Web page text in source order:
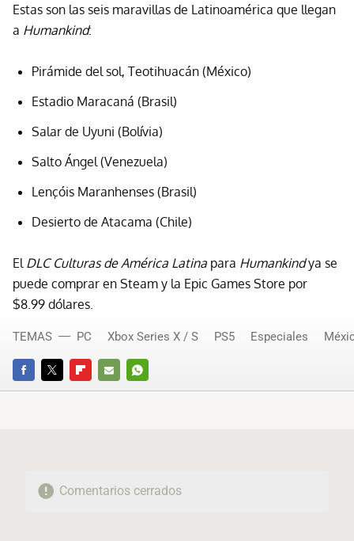
Estas son las seis maravillas de Latinoamérica que llegan
a Humankind:
Pirámide del sol, Teotihuacán (México)
Estadio Maracaná (Brasil)
Salar de Uyuni (Bolívia)
Salto Ángel (Venezuela)
Lençóis Maranhenses (Brasil)
Desierto de Atacama (Chile)
El DLC Culturas de América Latina para Humankindya se
puede comprar en Steam y la Epic Games Store por
$8.99 dólares.
FACEBOOKTWITTERFLIPBOARD
E-
WHATSAPP
TEMAS PC Xbox Series X / S PS5 Especiales
Comentarios cerrados